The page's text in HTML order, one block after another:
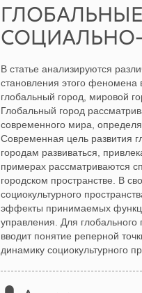
В статье анализируются
становления этого феномена
глобальный город, мировой
Глобальный город
современного мира,
Современная цель развития
городам развиваться,
примерах рассматриваются
городском пространстве. В
социокультурного
эффекты принимаемых
управления. Для
вводит понятие реперной
динамику социокультурного